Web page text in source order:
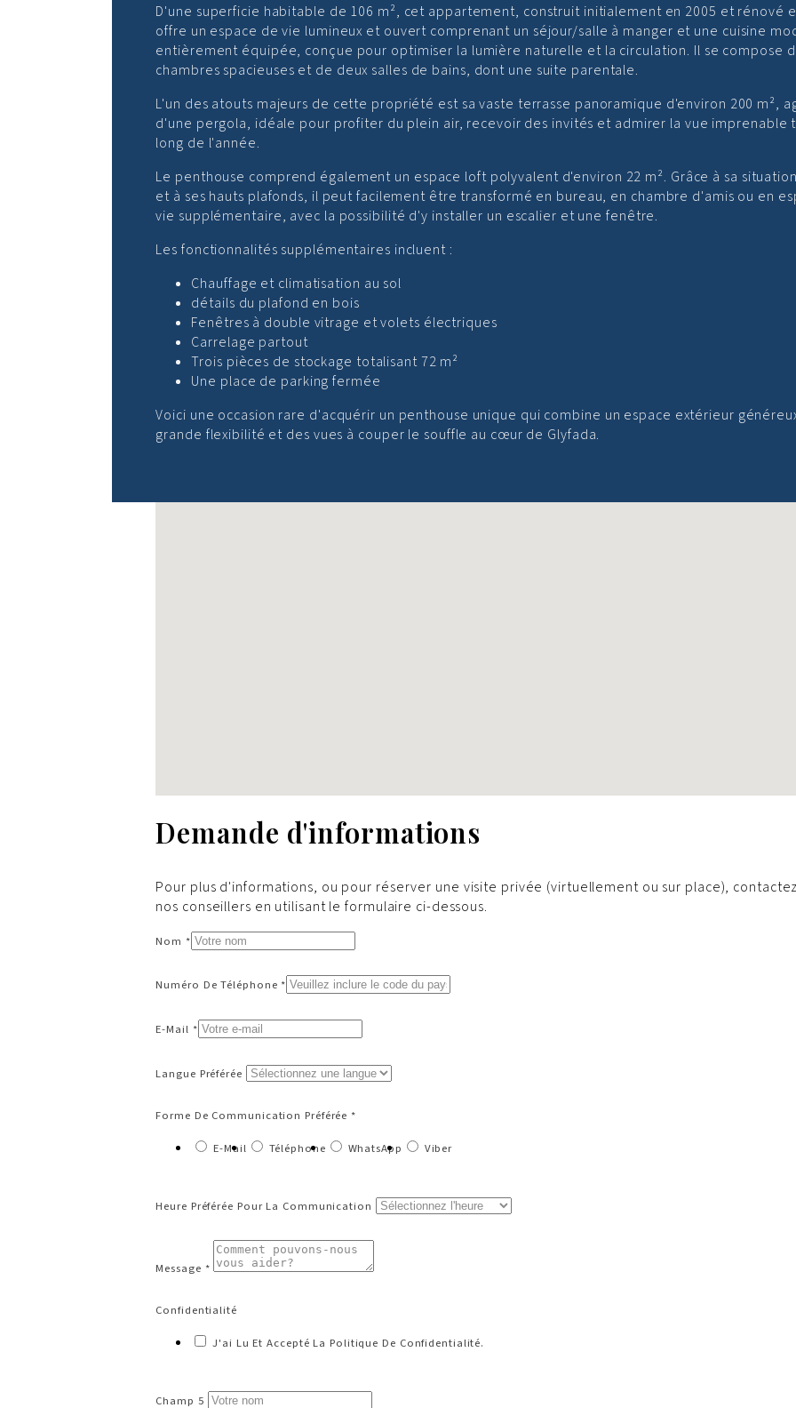
D'une superficie habitable de 106 m², cet appartement, construit initialement en 2005 et rénové
offre un espace de vie lumineux et ouvert comprenant un séjour/salle à manger et une cuisine
entièrement équipée, conçue pour optimiser la lumière naturelle et la circulation. Il se compose
chambres spacieuses et de deux salles de bains, dont une suite parentale.
L'un des atouts majeurs de cette propriété est sa vaste terrasse panoramique d'environ 200 m²,
d'une pergola, idéale pour profiter du plein air, recevoir des invités et admirer la vue imprenable
long de l'année.
Le penthouse comprend également un espace loft polyvalent d'environ 22 m². Grâce à sa
et à ses hauts plafonds, il peut facilement être transformé en bureau, en chambre d'amis ou en
vie supplémentaire, avec la possibilité d'y installer un escalier et une fenêtre.
Les fonctionnalités supplémentaires incluent :
Chauffage et climatisation au sol
détails du plafond en bois
Fenêtres à double vitrage et volets électriques
Carrelage partout
Trois pièces de stockage totalisant 72 m²
Une place de parking fermée
Voici une occasion rare d'acquérir un penthouse unique qui combine un espace extérieur
grande flexibilité et des vues à couper le souffle au cœur de Glyfada.
Demande d'informations
Pour plus d'informations, ou pour réserver une visite privée (virtuellement ou sur place),
nos conseillers en utilisant le formulaire ci-dessous.
Nom *
Numéro De Téléphone *
E-Mail *
Langue Préférée
Forme De Communication Préférée *
E-Mail Téléphone WhatsApp Viber
Heure Préférée Pour La Communication
Message *
Confidentialité
J'ai Lu Et Accepté La Politique De Confidentialité.
Champ 5